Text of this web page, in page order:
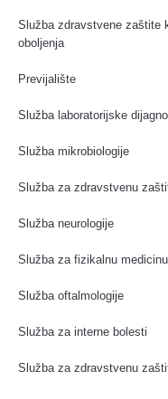
Služba zdravstvene zaštite
oboljenja
Previjalište
Služba laboratorijske
Služba mikrobiologije
Služba za zdravstvenu
Služba neurologije
Služba za fizikalnu
Služba oftalmologije
Služba za interne bolesti
Služba za zdravstvenu